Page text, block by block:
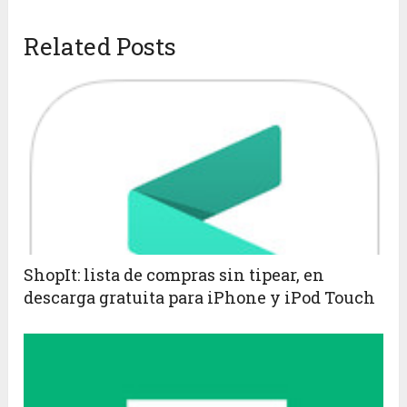
Related Posts
ShopIt: lista de compras sin tipear, en
descarga gratuita para iPhone y iPod Touch